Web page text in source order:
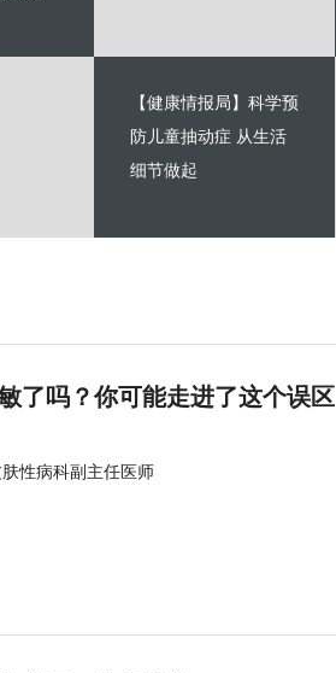
【健康情报局】科学预
防儿童抽动症 从生活
细节做起
了吗？你可能走进了这个误区
性病科副主任医师